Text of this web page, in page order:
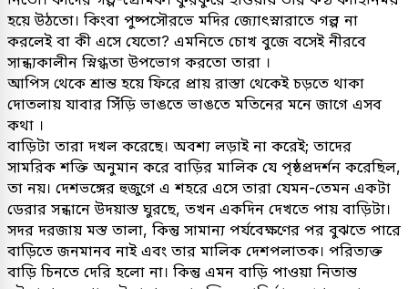
হয়ে উঠতো। কিংবা পুষ্পসৌরভে মদির জ্যোৎস্নারাতে গল্প না
করলেই বা কী এসে যেতো? এমনিতে চোখ বুজে বসেই নীরবে
সান্ধ্যকালীন স্নিগ্ধতা উপভোগ করতো তারা ।
আপিস থেকে শ্রান্ত হয়ে ফিরে প্রায় রাস্তা থেকেই চড়তে থাকা
দোতলায় যাবার সিঁড়ি ভাঙতে ভাঙতে মতিনের মনে জাগে এসব
কথা ।
বাড়িটা তারা দখল করেছে। অবশ্য লড়াই না করেই; তাদের
সামরিক শক্তি অনুমান করে বাড়ির মালিক যে পৃষ্ঠপ্রদর্শন করেছিল,
তা নয়। দেশভঙ্গের হুজুগে এ শহরে এসে তারা যেমন-তেমন একটা
ডেরার সন্ধানে উদয়াস্ত ঘুরছে, তখন একদিন দেখতে পায় বাড়িটা।
সদর দরজায় মস্ত তালা, কিন্তু সামান্য পর্যবেক্ষণের পর বুঝতে পারে
বাড়িতে জনমানব নাই এবং তার মালিক দেশপলাতক। পরিত্যক্ত
বাড়ি চিনতে দেরি হলো না। কিন্তু এমন বাড়ি পাওয়া নিতান্ত